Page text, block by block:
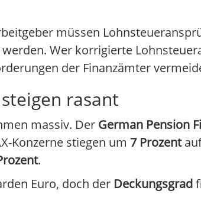
müssen
Wer korrigierte
der Finanzämter
rasant
massiv. Der German Pension
Konzerne stiegen um 7 Prozent
.
Euro, doch der Deckungsgrad